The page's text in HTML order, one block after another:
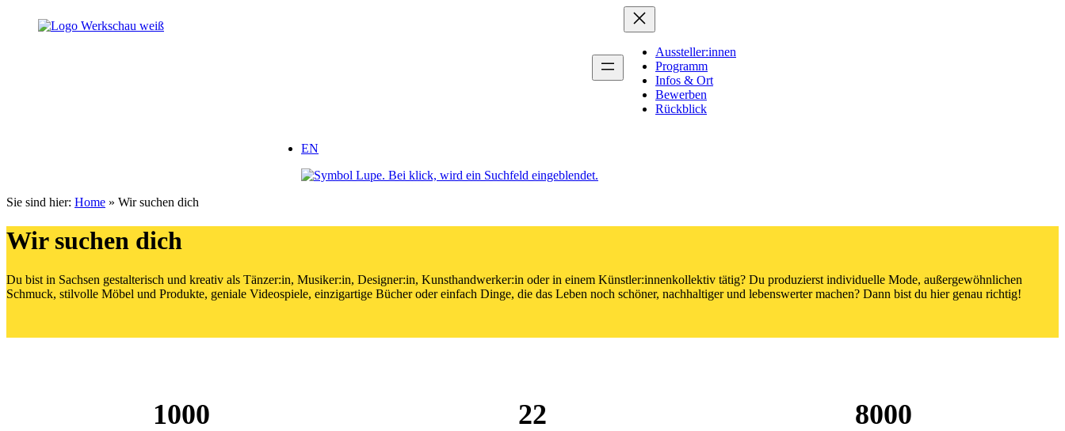
Aussteller:innen
Programm
Infos & Ort
Bewerben
Rückblick
EN
Sie sind hier: Home » Wir suchen dich
Wir suchen dich
Du bist in Sachsen gestalterisch und kreativ als Tänzer:in, Musiker:in, Designer:in, Kunsthandwerker:in oder in einem Künstler:innenkollektiv tätig? Du produzierst individuelle Mode, außergewöhnlichen
Schmuck, stilvolle Möbel und Produkte, geniale Videospiele, einzigartige Bücher oder einfach Dinge, die das Leben noch schöner, nachhaltiger und lebenswerter machen? Dann bist du hier genau richtig!
1000 22 8000